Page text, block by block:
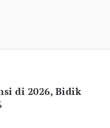
di 2026, Bidik